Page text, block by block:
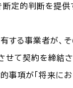
断定的判断を提
する事業者が、
せて契約を締結
項が「将来にお